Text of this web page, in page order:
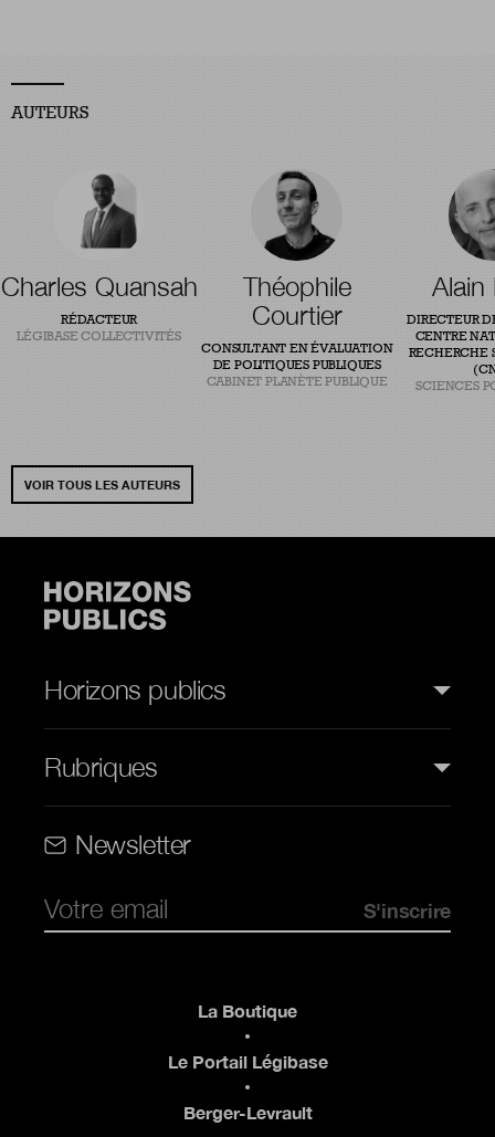
AUTEURS
VOIR TOUS LES AUTEURS
Charles Quansah
RÉDACTEUR
LÉGIBASE COLLECTIVITÉS
Théophile
Courtier
CONSULTANT EN ÉVALUATION
DE POLITIQUES PUBLIQUES
CABINET PLANÈTE PUBLIQUE
Alain
DIRECTEUR
CENTRE
RECHERCHE
SCIENCES
Horizons publics
Rubriques
Newsletter
La Boutique
Le Portail Légibase
Berger-Levrault